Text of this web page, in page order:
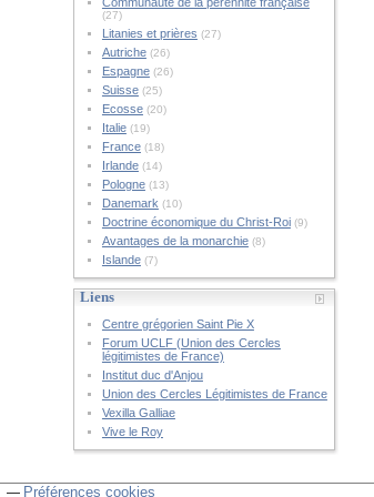
(27)
Litanies et prières (27)
Autriche(26)
Espagne(26)
Suisse(25)
Ecosse(20)
Italie(19)
France(18)
Irlande(14)
Pologne(13)
Danemark (10)
Doctrine économique du Christ-Roi(9)
Avantages de la monarchie(8)
Islande(7)
Liens
Centre grégorien Saint Pie X
Forum UCLF (Union des Cercles
légitimistes de France)
Institut duc d'Anjou
Union des Cercles Légitimistes de France
Vexilla Galliae
Vive le Roy
Préférences cookies